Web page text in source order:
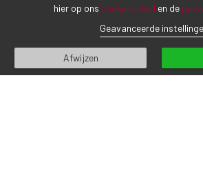
hier op ons cookie beleid en de
Geavanceerde
Afwijzen